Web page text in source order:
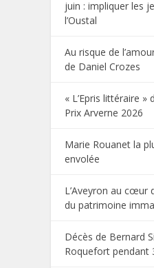
juin : impliquer les
l’Oustal
Au risque de
de Daniel Crozes
« L’Epris littéraire »
Prix Arverne 2026
Marie Rouanet la
envolée
L’Aveyron au cœur
du patrimoine
Décès de Bernard
Roquefort pendant